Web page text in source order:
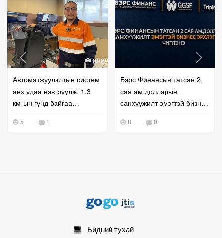
Автоматжуулалтын систем
анх удаа нэвтрүүлж, 1.3
км-ын гүнд байгаа
жолоодож байна
5 1
Бэрс Финансын татсан 2
сая ам.долларын
санхүүжилт эмэгтэй бизнес
8 0
Бидний тухай